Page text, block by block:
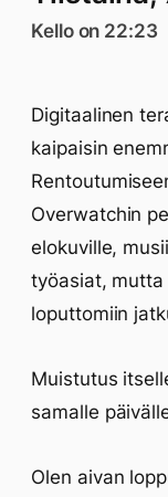
Kello on 22:23
Digitaalinen
kaipaisin
Overwatchin
elokuville,
työasiat, mutta
loputtomiin
Muistutus
samalle
Olen aivan